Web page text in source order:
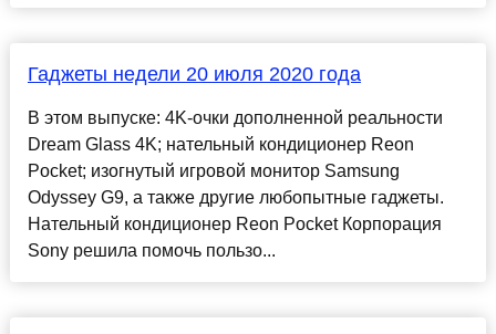
Гаджеты недели 20 июля 2020 года
В этом выпуске: 4K-очки дополненной реальности
Dream Glass 4K; нательный кондиционер Reon
Pocket; изогнутый игровой монитор Samsung
Odyssey G9, а также другие любопытные гаджеты.
Нательный кондиционер Reon Pocket Корпорация
Sony решила помочь пользо...